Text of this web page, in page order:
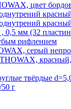
цвет
0,5 мм (32
рифлением
серый
красный,
твёрдые
г